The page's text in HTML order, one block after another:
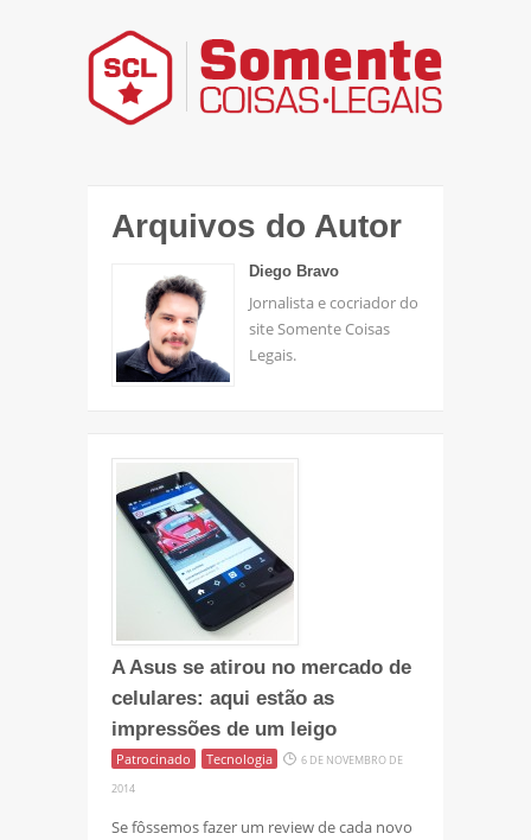
Arquivos do Autor
Diego Bravo
Jornalista e cocriador do
site Somente Coisas
Legais.
A Asus se atirou no mercado de
celulares: aqui estão as
impressões de um leigo
Patrocinado Tecnologia
6 DE NOVEMBRO DE
2014
Se fôssemos fazer um review de cada novo